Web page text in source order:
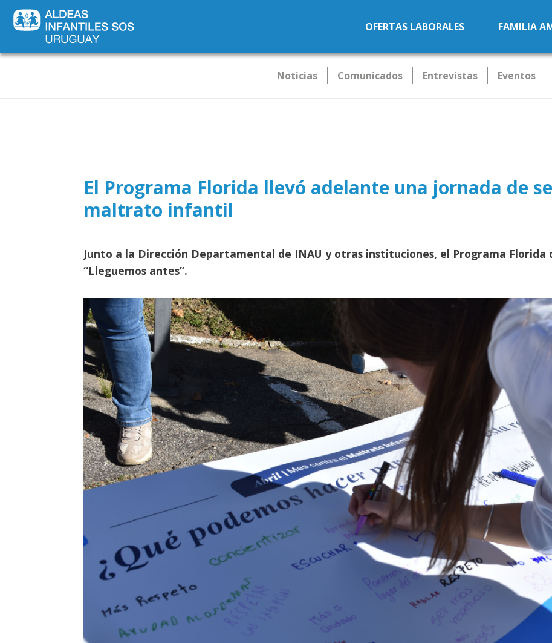
OFERTAS LABORALES
FAMILIA
Novededades Noticias Comunicados Entrevistas Eventos
El Programa Florida llevó adelante una jornada de
maltrato infantil
Junto a la Dirección Departamental de INAU y otras instituciones, el Programa
“Lleguemos antes”.